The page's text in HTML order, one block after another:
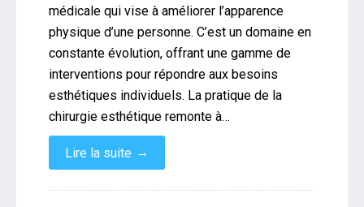
médicale qui vise à améliorer l’apparence
physique d’une personne. C’est un domaine en
constante évolution, offrant une gamme de
interventions pour répondre aux besoins
esthétiques individuels. La pratique de la
chirurgie esthétique remonte à…
Lire la suite →